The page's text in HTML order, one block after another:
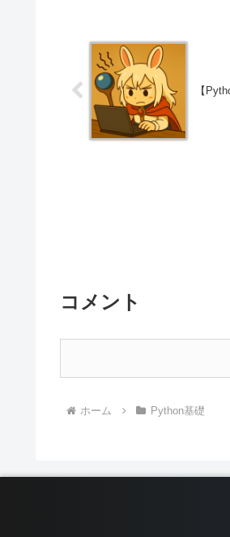
【
コメント
ホーム Python基礎